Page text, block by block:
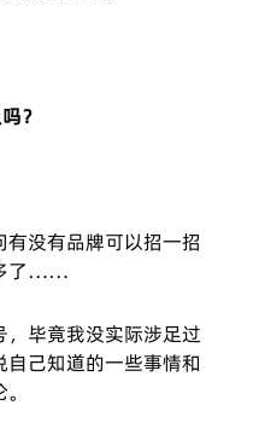
？
没有品牌可以招一招
了……
毕竟我没实际涉足过
己知道的一些事情和